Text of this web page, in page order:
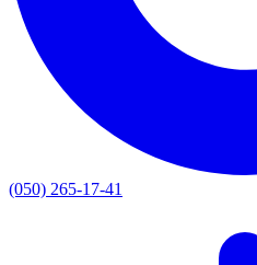
(050) 265-17-41